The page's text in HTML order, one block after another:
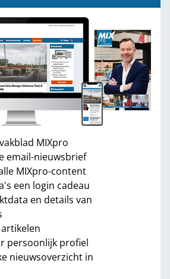
MIXpro
email-nieuwsbrief
MIXpro-content
een login cadeau
en details van
persoonlijk profiel
nieuwsoverzicht in